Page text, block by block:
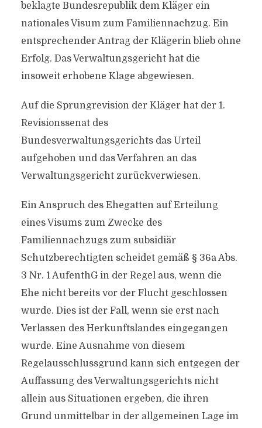
beklagte Bundesrepublik dem Kläger ein
nationales Visum zum Familiennachzug. Ein
entsprechender Antrag der Klägerin blieb ohne
Erfolg. Das Verwaltungsgericht hat die
insoweit erhobene Klage abgewiesen.
Auf die Sprungrevision der Kläger hat der 1.
Revisionssenat des
Bundesverwaltungsgerichts das Urteil
aufgehoben und das Verfahren an das
Verwaltungsgericht zurückverwiesen.
Ein Anspruch des Ehegatten auf Erteilung
eines Visums zum Zwecke des
Familiennachzugs zum subsidiär
Schutzberechtigten scheidet gemäß § 36a Abs.
3 Nr. 1 AufenthG in der Regel aus, wenn die
Ehe nicht bereits vor der Flucht geschlossen
wurde. Dies ist der Fall, wenn sie erst nach
Verlassen des Herkunftslandes eingegangen
wurde. Eine Ausnahme von diesem
Regelausschlussgrund kann sich entgegen der
Auffassung des Verwaltungsgerichts nicht
allein aus Situationen ergeben, die ihren
Grund unmittelbar in der allgemeinen Lage im